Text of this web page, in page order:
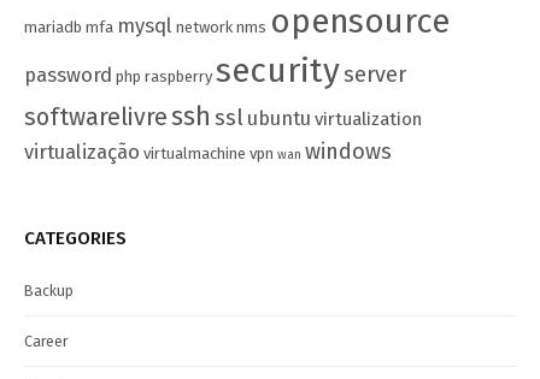
mariadb mfa mysql network nms opensource
password php raspberry securityserver
softwarelivressh ssl ubuntu virtualization
virtualização virtualmachine vpn wan windows
CATEGORIES
Backup
Career